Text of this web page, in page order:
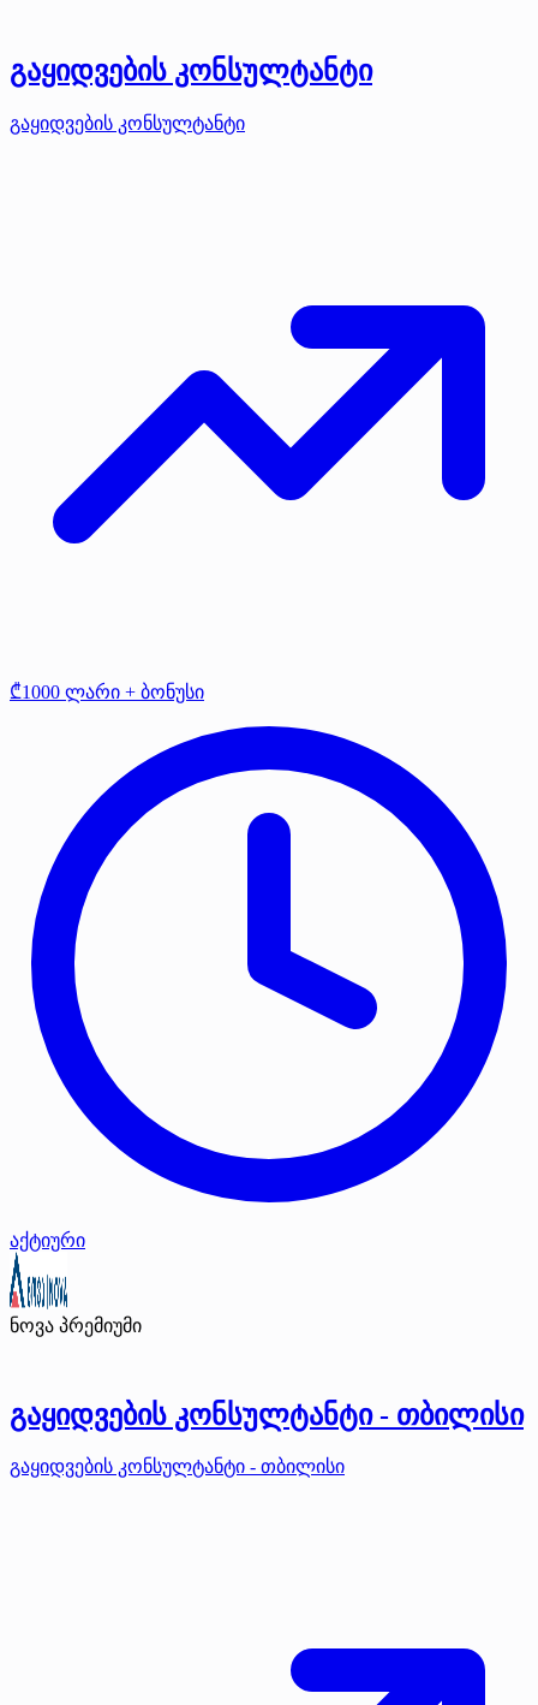
გაყიდვების კონსულტანტი
გაყიდვების კონსულტანტი
₾1000 ლარი + ბონუსი
აქტიური
ნოვა პრემიუმი
გაყიდვების კონსულტანტი - თბილისი
გაყიდვების კონსულტანტი - თბილისი